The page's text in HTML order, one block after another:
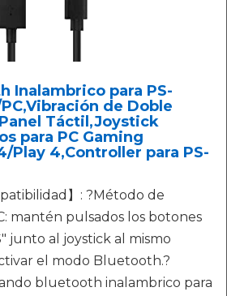
Inalambrico para PS-
de Doble
Táctil,Joystick
para PC Gaming
Play 4,Controller para PS-
】: ?Método de
mantén pulsados los botones
junto al joystick al mismo
el modo Bluetooth.?
bluetooth inalambrico para